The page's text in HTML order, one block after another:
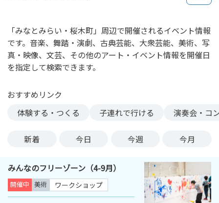
「みなとみらい・桜木町」周辺で開催されるイベント情報
です。音楽、舞踏・演劇、古典芸能、大衆芸能、美術、写
真・映像、文芸、その他のアート・イベント情報を開催日
を指定して検索できます。
おすすめリンク
体験する・つくる
子連れで行ける 演奏会・コ
新着 今日 今週 今月
みんなのフリーゾーン（4-9月）
開催中 美術 ワークショップ